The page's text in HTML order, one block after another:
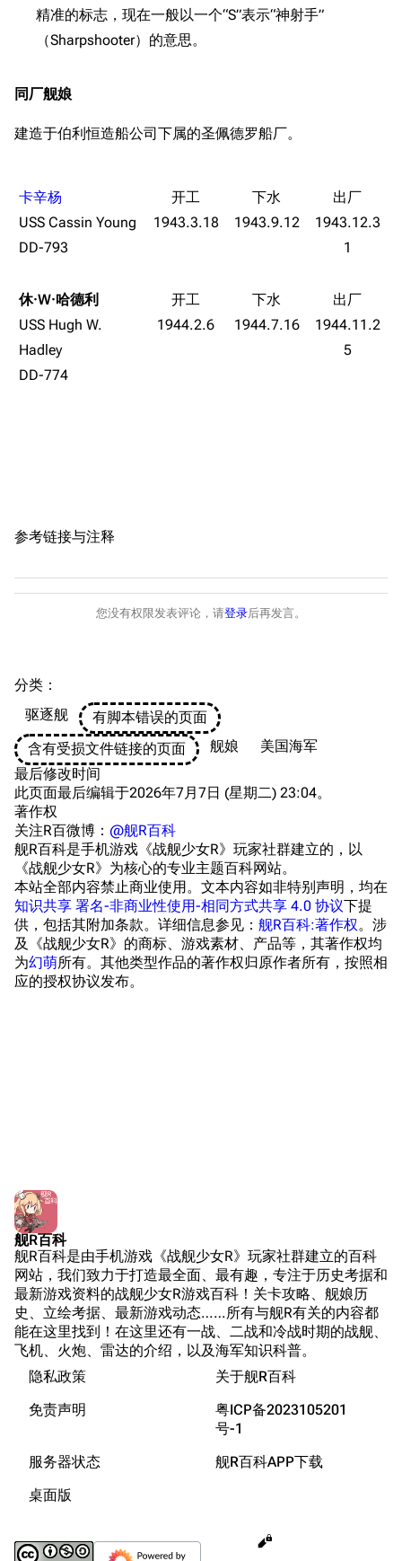
新文件
新页面
资助百科
编辑规范
特殊页面
经验计算
远征
战利品与功勋
战斗机制
舰娘获得方式
装备属性一览
头像
勋章
音乐
浴室
舰船归宿一览
图纸舰与未成舰
蒸汽轮机基础
美海军惯导系统
意大利军舰一览
旧日本八八舰队
旧日本军舰一览
近代中国图纸舰
解放军主战舰艇
友情链接
Secret Projects论
坛
Shipbucket像素战
舰
资料站
战舰计划1900-
1950
美国海军历史手册
平贺让数字档案馆
大英帝国战争博物
Naval History
JACAR
未登录用户的IP地址会在进行任意编辑后公开展示。
登录
分享此页面
查看
链入页面
相关更改
可打印版
固定链接
页面信息
引用此页
精准的标志，现在一般以一个“S”表示“神射手”
（Sharpshooter）的意思。
同厂舰娘
建造于伯利恒造船公司下属的圣佩德罗船厂。
卡辛杨
USS Cassin Young
DD-793
1943.3.18 1943.9.12
1943.12.3
1
休·W·哈德利
USS Hugh W.
Hadley
DD-774
1944.2.6 1944.7.16
1944.11.2
5
参考链接与注释
您没有权限发表评论，请登录后再发言。
游戏数据
台词
原型简介
服役历史
冲绳战役
游戏相关
立绘解析
同厂舰娘
参考链接与注释
分类 ：​
驱逐舰
有脚本错误的页面
含有受损文件链接的页面
舰娘
美国海军
最后修改时间
此页面最后编辑于2026年7月7日 (星期二) 23:04。
著作权
关注R百微博： @舰R百科
舰R百科是手机游戏《战舰少女R》玩家社群建立的，以
《战舰少女R》为核心的专业主题百科网站。
本站全部内容禁止商业使用。文本内容如非特别声明，均在
知识共享 署名-非商业性使用-相同方式共享 4.0 协议下提
供，包括其附加条款。详细信息参见： 舰R百科:著作权。涉
及《战舰少女R》的商标、游戏素材、产品等，其著作权均
为幻萌所有。其他类型作品的著作权归原作者所有，按照相
应的授权协议发布。
舰R百科
舰R百科是由手机游戏《战舰少女R》玩家社群建立的百科
网站，我们致力于打造最全面、最有趣，专注于历史考据和
最新游戏资料的战舰少女R游戏百科！关卡攻略、舰娘历
史、立绘考据、最新游戏动态……所有与舰R有关的内容都
能在这里找到！在这里还有一战、二战和冷战时期的战舰、
飞机、火炮、雷达的介绍，以及海军知识科普。
隐私政策
关于舰R百科
免责声明
粤ICP备2023105201
号-1
服务器状态
舰R百科APP下载
桌面版